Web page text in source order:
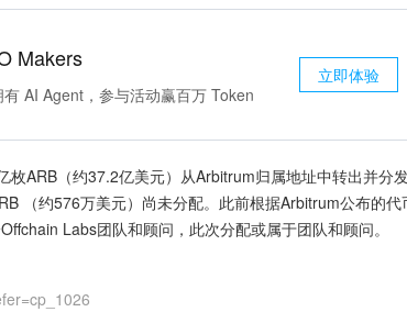
Makers
AI Agent，参与活动赢百万 Token
立即体验
ARB（约37.2亿美元）从Arbitrum归属地址中转出并分
（约576万美元）尚未分配。此前根据Arbitrum公布的代
Labs团队和顾问，此次分配或属于团队和顾问。